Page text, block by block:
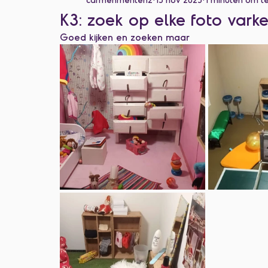
K3: zoek op elke foto
Goed kijken en zoeken maar